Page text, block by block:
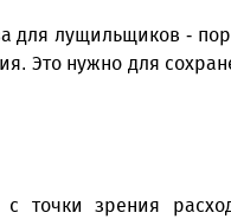
для лущильщиков -
Это нужно для
с точки зрения